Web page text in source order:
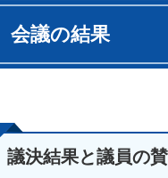
会議の結果
議決結果と議員の